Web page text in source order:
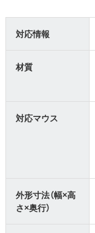
対応情報
材質
対応マウス
外形寸法（幅×高
さ×奥行）